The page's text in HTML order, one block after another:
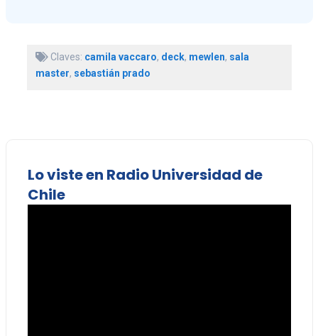
Claves: camila vaccaro, deck, mewlen, sala
master, sebastián prado
Lo viste en Radio Universidad de
Chile